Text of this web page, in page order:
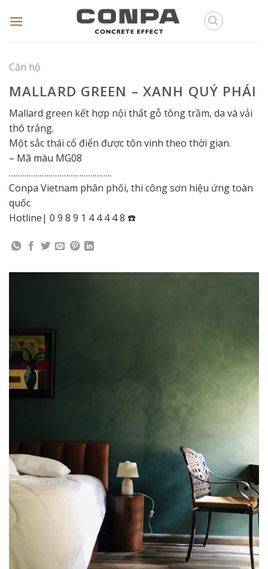
Căn hộ
MALLARD GREEN – XANH QUÝ PHÁI
Mallard green kết hợp nội thất gỗ tông trầm, da và vải
thô trắng.
Một sắc thái cổ điển được tôn vinh theo thời gian.
– Mã màu MG08
………………………………………..
Conpa Vietnam phân phối, thi công sơn hiệu ứng toàn
quốc
Hotline| 0 9 8 9 1 4 4 4 4 8 ☎️